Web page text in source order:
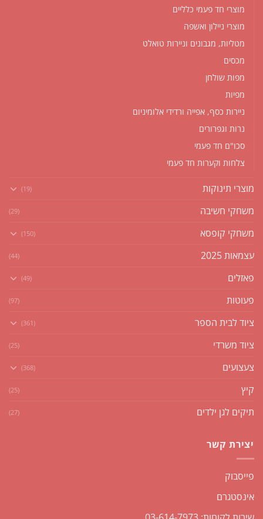
מוצרי חד פעמי כלליים
מוצרי ניילון ואשפה
מטליות, מגבונים וניירות טואלט
מכסים
מפות שולחן
מפיות
ניירות כסף, אפייה ורדידי אלומיניום
נרות וגפרורים
סכו"ם חד פעמי
צלחות וקערות חד פעמי
מוצרי תינוקות (19)
משחקי חשיבה (29)
משחקי קופסא (150)
עצמאות 2025 (44)
פאזלים (49)
פעוטות (97)
ציוד לבית הספר (361)
ציוד משרדי (25)
צעצועים (368)
קיץ (25)
תיקים לגן ילדים (27)
יצירת קשר
פייסבוק
אינסטגרם